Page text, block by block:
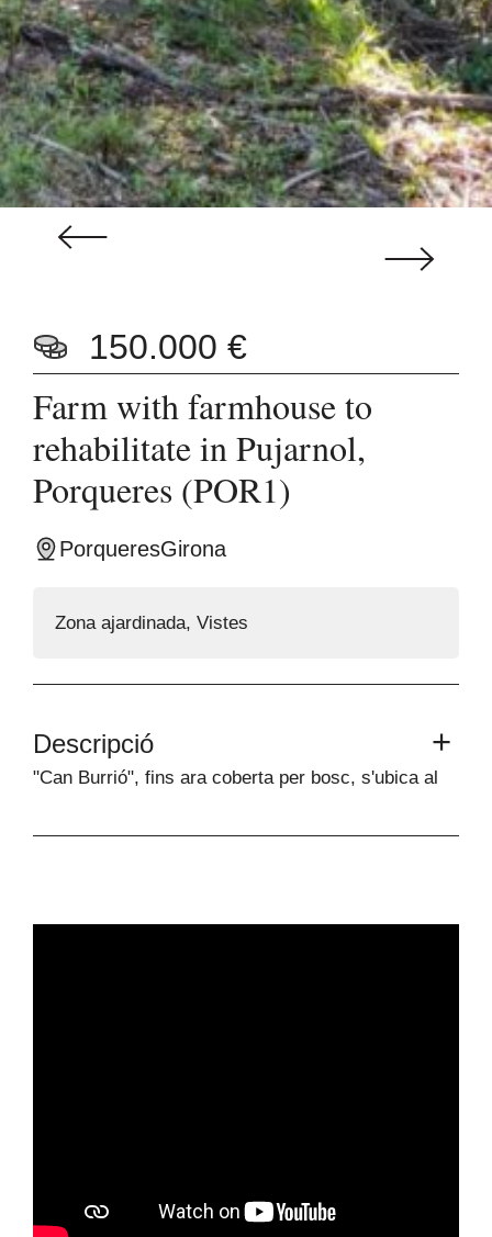
150.000 €
Farm with farmhouse to
rehabilitate in Pujarnol,
Porqueres (POR1)
PorqueresGirona
Zona ajardinada, Vistes
Descripció
"Can Burrió", fins ara coberta per bosc, s'ubica al
Campmajor.
Trobaràs documentació adjunta al web de Llar Rural